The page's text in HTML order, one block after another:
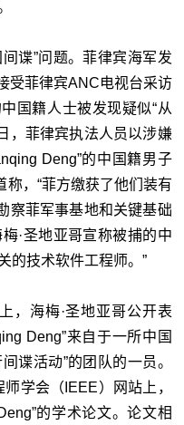
谍”问题。菲律宾海军发
受菲律宾ANC电视台采访
国籍人士被发现疑似“从
，菲律宾执法人员以涉嫌
Deng”的中国籍男子
，“菲方缴获了他们装有
察菲军事基地和关键基础
·圣地亚哥宣称被捕的中
的技术软件工程师。”
，海梅·圣地亚哥公开表
Deng”来自于一所中国
谍活动”的团队的一员。
学会（IEEE）网站上，
的学术论文。论文相